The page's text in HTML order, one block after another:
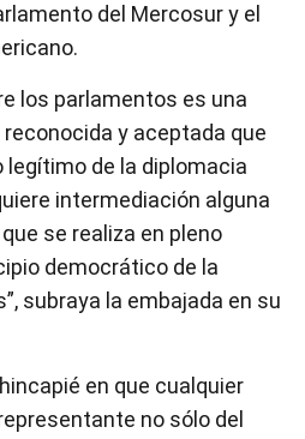
del Mercosur y el
los parlamentos es una
y aceptada que
de la diplomacia
intermediación alguna
se realiza en pleno
democrático de la
subraya la embajada en su
en que cualquier
no sólo del